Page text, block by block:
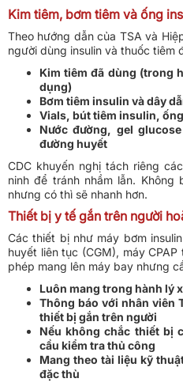
Kim tiêm, bơm tiêm và ống
Theo hướng dẫn của TSA và
người dùng insulin và thuốc tiêm
Kim tiêm đã dùng (trong
dụng)
Bơm tiêm insulin và dây
Vials, bút tiêm insulin,
Nước đường, gel
đường huyết
CDC khuyến nghị tách riêng
ninh để tránh nhầm lẫn.
nhưng có thì sẽ nhanh hơn.
Thiết bị y tế gắn trên người
Các thiết bị như máy bơm
huyết liên tục (CGM), máy
phép mang lên máy bay nhưng
Luôn mang trong hành lý
Thông báo với nhân viên
thiết bị gắn trên người
Nếu không chắc thiết bị
cầu kiểm tra thủ công
Mang theo tài liệu kỹ
đặc thù